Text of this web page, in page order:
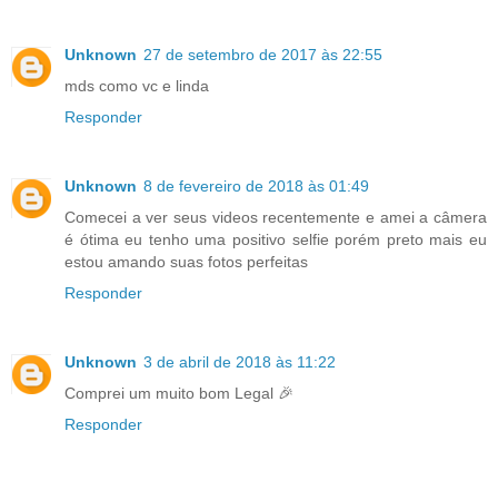
Unknown 27 de setembro de 2017 às 22:55
mds como vc e linda
Responder
Unknown 8 de fevereiro de 2018 às 01:49
Comecei a ver seus videos recentemente e amei a câmera
é ótima eu tenho uma positivo selfie porém preto mais eu
estou amando suas fotos perfeitas
Responder
Unknown 3 de abril de 2018 às 11:22
Comprei um muito bom Legal 🎉
Responder